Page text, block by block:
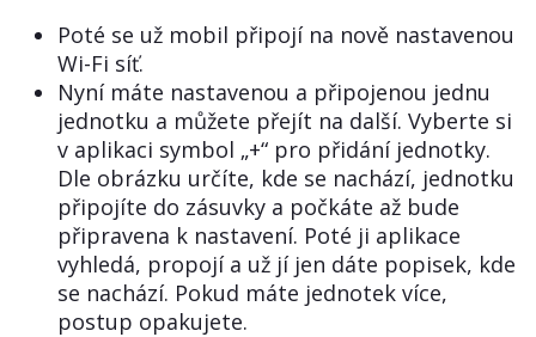
Poté se už mobil připojí na nově nastavenou
Wi-Fi síť.
Nyní máte nastavenou a připojenou jednu
jednotku a můžete přejít na další. Vyberte si
v aplikaci symbol „+“ pro přidání jednotky.
Dle obrázku určíte, kde se nachází, jednotku
připojíte do zásuvky a počkáte až bude
připravena k nastavení. Poté ji aplikace
vyhledá, propojí a už jí jen dáte popisek, kde
se nachází. Pokud máte jednotek více,
postup opakujete.